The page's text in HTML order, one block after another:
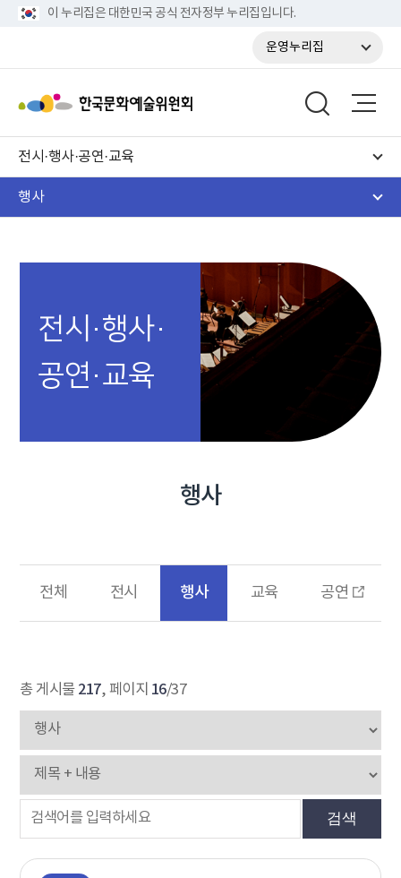
이 누리집은 대한민국 공식 전자정부 누리집입니다.
운영누리집
전시·행사·공연·교육
행사
전시·행사·
공연·교육
행사
전체 전시 행사 교육 공연
총 게시물 217, 페이지 16/37
검색